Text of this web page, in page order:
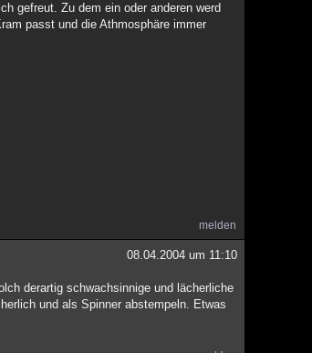
gefreut. Zu dem ein oder anderen werd
passt und die Athmosphäre immer
melden
08.04.2004 um 11:10
derartig schwachsinnige und lächerliche
und als Spinner abstempeln. Etwas